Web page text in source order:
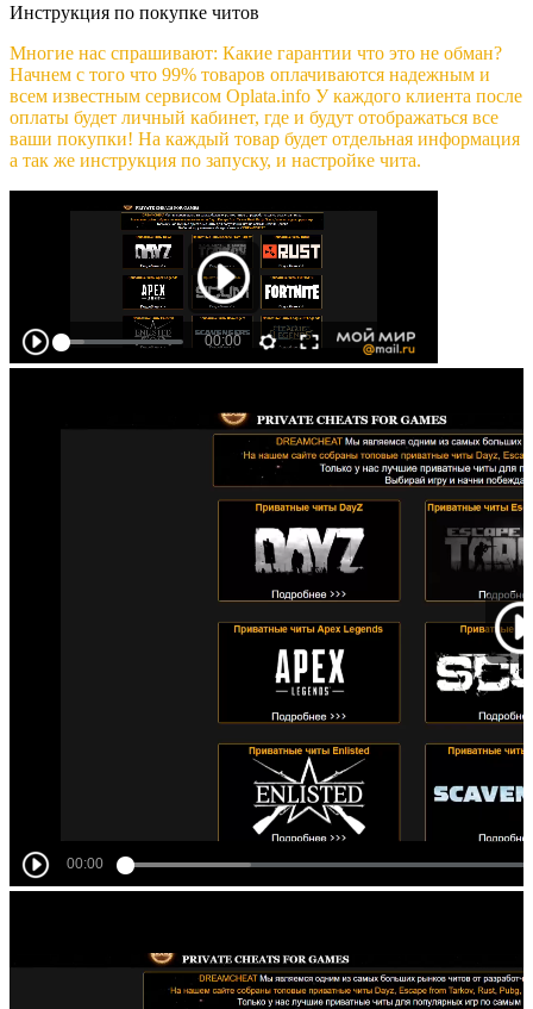
Инструкция по покупке читов
Многие нас спрашивают: Какие гарантии что это не обман?
Начнем с того что 99% товаров оплачиваются надежным и
всем известным сервисом Oplata.info У каждого клиента после
оплаты будет личный кабинет, где и будут отображаться все
ваши покупки! На каждый товар будет отдельная информация
а так же инструкция по запуску, и настройке чита.